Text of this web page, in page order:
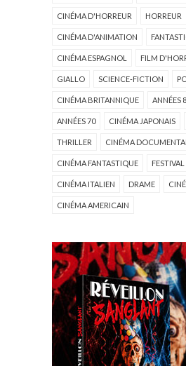
CINÉMA D'HORREUR HORREUR
CINÉMA D'ANIMATION
CINÉMA ESPAGNOL FILM
GIALLO SCIENCE-FICTION
CINÉMA BRITANNIQUE ANNÉES
ANNÉES 70 CINÉMA JAPONAIS
THRILLER CINÉMA
CINÉMA FANTASTIQUE FESTIVAL
CINÉMA ITALIEN DRAME
CINÉMA AMERICAIN